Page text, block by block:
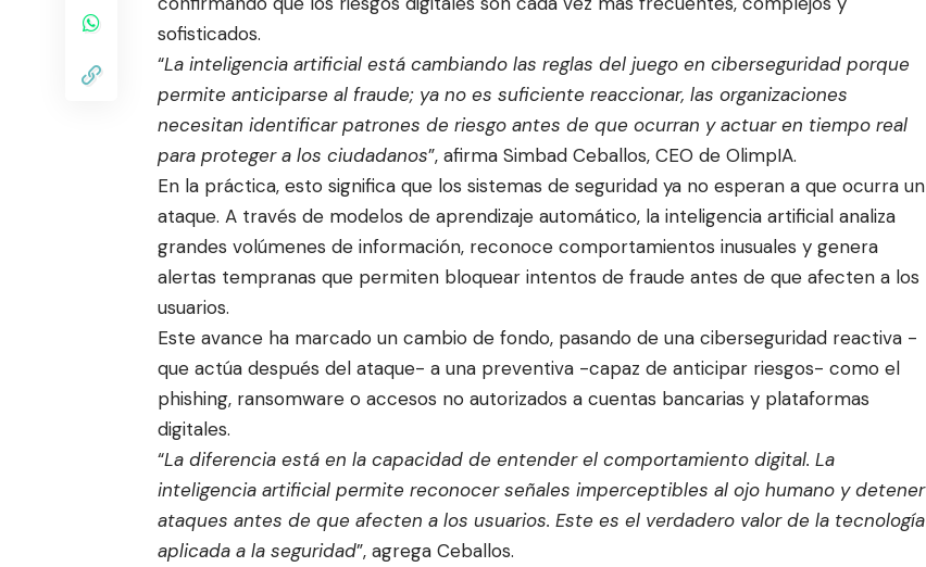
sofisticados.
“La inteligencia artificial está cambiando las reglas del juego en ciberseguridad porque
permite anticiparse al fraude; ya no es suficiente reaccionar, las organizaciones
necesitan identificar patrones de riesgo antes de que ocurran y actuar en tiempo real
para proteger a los ciudadanos”, afirma Simbad Ceballos, CEO de OlimpIA.
En la práctica, esto significa que los sistemas de seguridad ya no esperan a que ocurra un
ataque. A través de modelos de aprendizaje automático, la inteligencia artificial analiza
grandes volúmenes de información, reconoce comportamientos inusuales y genera
alertas tempranas que permiten bloquear intentos de fraude antes de que afecten a los
usuarios.
Este avance ha marcado un cambio de fondo, pasando de una ciberseguridad reactiva -
que actúa después del ataque- a una preventiva -capaz de anticipar riesgos- como el
phishing, ransomware o accesos no autorizados a cuentas bancarias y plataformas
digitales.
“La diferencia está en la capacidad de entender el comportamiento digital. La
inteligencia artificial permite reconocer señales imperceptibles al ojo humano y detener
ataques antes de que afecten a los usuarios. Este es el verdadero valor de la tecnología
aplicada a la seguridad”, agrega Ceballos.